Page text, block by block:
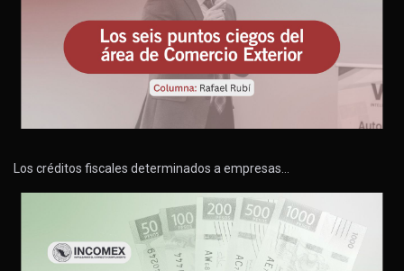
Los créditos fiscales determinados a empresas…